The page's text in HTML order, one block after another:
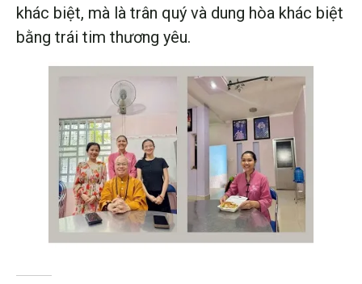
khác biệt, mà là trân quý và dung hòa khác biệt
bằng trái tim thương yêu.